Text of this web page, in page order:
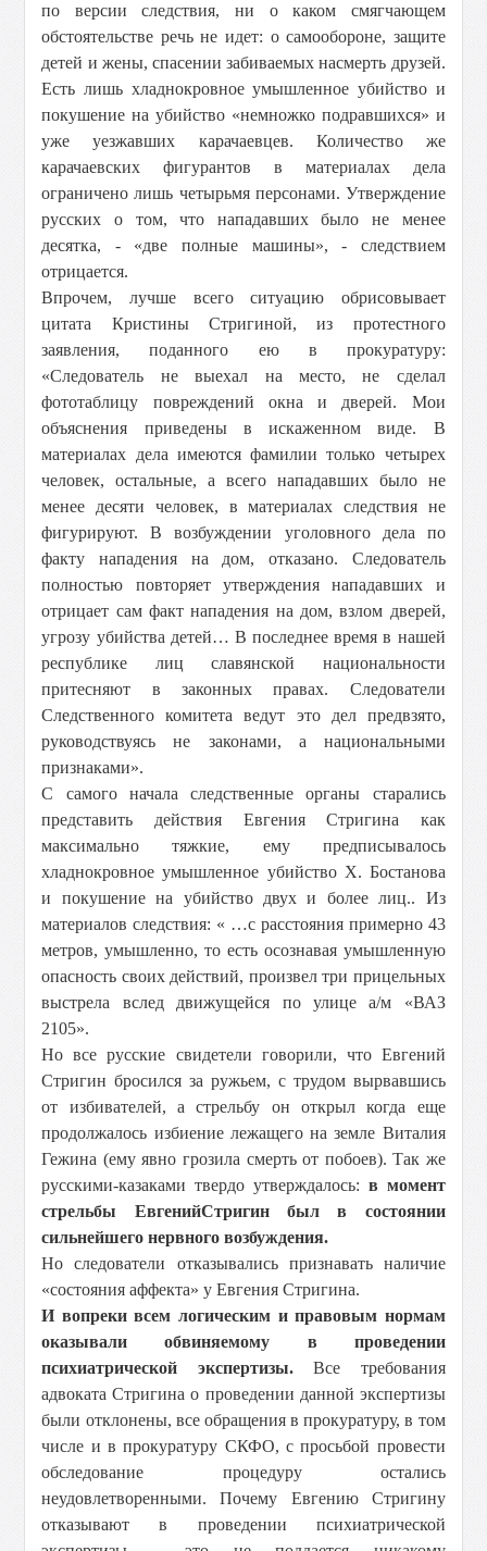
по версии следствия, ни о каком смягчающем
обстоятельстве речь не идет: о самообороне, защите
детей и жены, спасении забиваемых насмерть друзей.
Есть лишь хладнокровное умышленное убийство и
покушение на убийство «немножко подравшихся» и
уже уезжавших карачаевцев. Количество же
карачаевских фигурантов в материалах дела
ограничено лишь четырьмя персонами. Утверждение
русских о том, что нападавших было не менее
десятка, - «две полные машины», - следствием
отрицается.
Впрочем, лучше всего ситуацию обрисовывает
цитата Кристины Стригиной, из протестного
заявления, поданного ею в прокуратуру:
«Следователь не выехал на место, не сделал
фототаблицу повреждений окна и дверей. Мои
объяснения приведены в искаженном виде. В
материалах дела имеются фамилии только четырех
человек, остальные, а всего нападавших было не
менее десяти человек, в материалах следствия не
фигурируют. В возбуждении уголовного дела по
факту нападения на дом, отказано. Следователь
полностью повторяет утверждения нападавших и
отрицает сам факт нападения на дом, взлом дверей,
угрозу убийства детей… В последнее время в нашей
республике лиц славянской национальности
притесняют в законных правах. Следователи
Следственного комитета ведут это дел предвзято,
руководствуясь не законами, а национальными
признаками».
С самого начала следственные органы старались
представить действия Евгения Стригина как
максимально тяжкие, ему предписывалось
хладнокровное умышленное убийство Х. Бостанова
и покушение на убийство двух и более лиц.. Из
материалов следствия: « …с расстояния примерно 43
метров, умышленно, то есть осознавая умышленную
опасность своих действий, произвел три прицельных
выстрела вслед движущейся по улице а/м «ВАЗ
2105».
Но все русские свидетели говорили, что Евгений
Стригин бросился за ружьем, с трудом вырвавшись
от избивателей, а стрельбу он открыл когда еще
продолжалось избиение лежащего на земле Виталия
Гежина (ему явно грозила смерть от побоев). Так же
русскими-казаками твердо утверждалось: в момент
стрельбы ЕвгенийСтригин был в состоянии
сильнейшего нервного возбуждения.
Но следователи отказывались признавать наличие
«состояния аффекта» у Евгения Стригина.
И вопреки всем логическим и правовым нормам
оказывали обвиняемому в проведении
психиатрической экспертизы.Все требования
адвоката Стригина о проведении данной экспертизы
были отклонены, все обращения в прокуратуру, в том
числе и в прокуратуру СКФО, с просьбой провести
обследование процедуру остались
неудовлетворенными. Почему Евгению Стригину
отказывают в проведении психиатрической